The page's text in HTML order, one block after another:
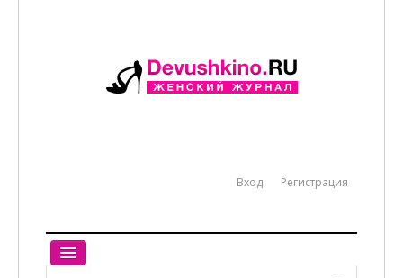
Вход Регистрация